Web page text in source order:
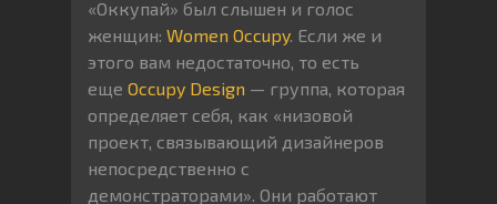
«Оккупай» был слышен и голос
женщин: Women Occupy. Если же и
этого вам недостаточно, то есть
еще Occupy Design — группа, которая
определяет себя, как «низовой
проект, связывающий дизайнеров
непосредственно с
демонстраторами». Они работают